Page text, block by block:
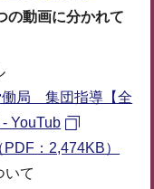
の動画に分かれて
局 集団指導【全
YouTub
：2,474KB）
いて